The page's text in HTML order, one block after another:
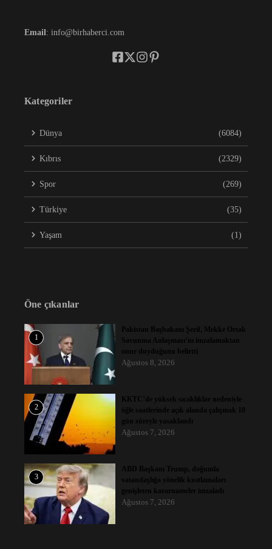
Email : info@birhaberci.com
Kategoriler
Dünya (6084)
Kıbrıs (2329)
Spor (269)
Türkiye (35)
Yaşam (1)
Öne çıkanlar
1
Pakistan Başbakanı Şerif, Mekke Ortak
Savunma Anlaşması’nı imzalamaktan
onur duyduğunu belirtti
Ağustos 8, 2026
2
KKTC’de yüksek sıcaklıklar nedeniyle
öğle saatlerinde açık alanda çalışmak 10
gün süreyle yasaklandı
Ağustos 7, 2026
3
ABD Başkanı Trump, doğumla
vatandaşlığa yönelik kısıtlamaları
genişleten kararnameler imzaladı
Ağustos 7, 2026